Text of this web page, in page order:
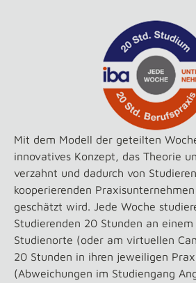
Mit dem Modell der geteilten
innovatives Konzept, das Theorie
verzahnt und dadurch von
kooperierenden
geschätzt wird. Jede Woche
Studierenden 20 Stunden an
Studienorte (oder am virtuellen
20 Stunden in ihren jeweiligen
(Abweichungen im Studiengang